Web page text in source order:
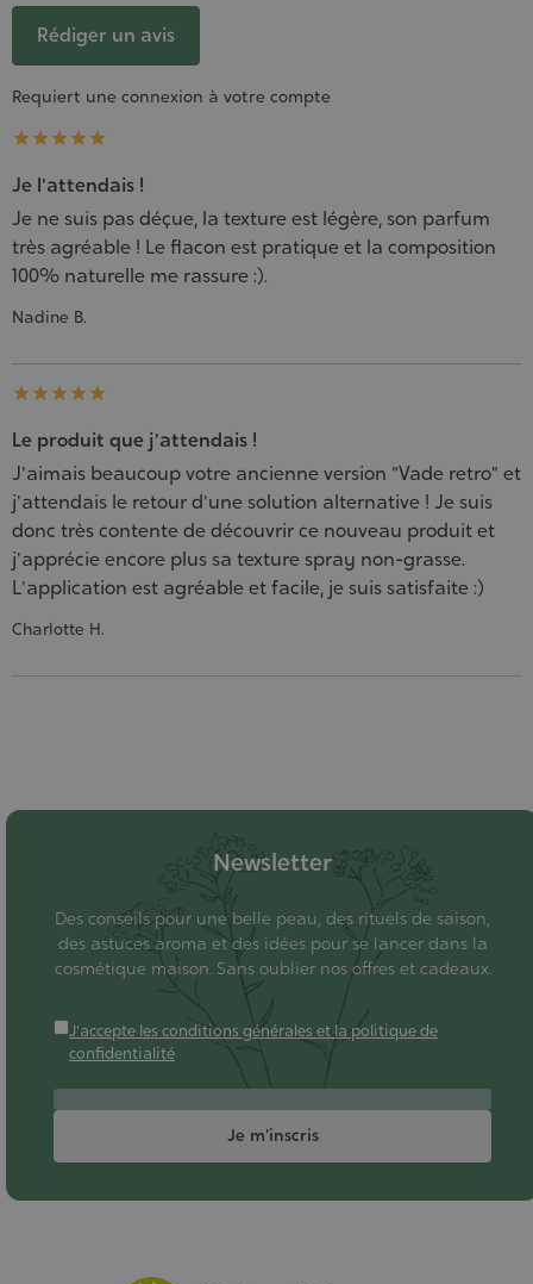
Rédiger un avis
Requiert une connexion à votre compte
    
Je l'attendais !
Je ne suis pas déçue, la texture est légère, son parfum
très agréable ! Le flacon est pratique et la composition
100% naturelle me rassure :).
Nadine B.
    
Le produit que j'attendais !
J'aimais beaucoup votre ancienne version "Vade retro" et
j'attendais le retour d'une solution alternative ! Je suis
donc très contente de découvrir ce nouveau produit et
j'apprécie encore plus sa texture spray non-grasse.
L'application est agréable et facile, je suis satisfaite :)
Charlotte H.
Newsletter
Des conseils pour une belle peau, des rituels de saison,
des astuces aroma et des idées pour se lancer dans la
cosmétique maison. Sans oublier nos offres et cadeaux.
J'accepte les conditions générales et la politique de
confidentialité
Je m'inscris